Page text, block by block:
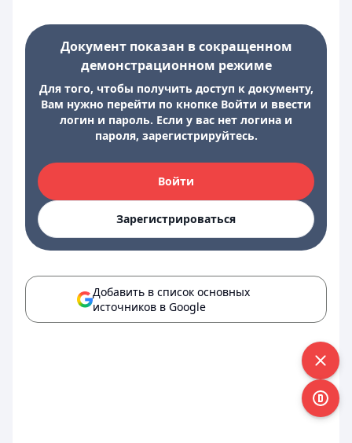
Документ показан в сокращенном
демонстрационном режиме
Для того, чтобы получить доступ к документу,
Вам нужно перейти по кнопке Войти и ввести
логин и пароль. Если у вас нет логина и
пароля, зарегистрируйтесь.
Войти
Зарегистрироваться
Добавить в список основных
источников в Google